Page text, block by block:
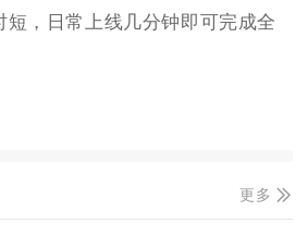
短，日常上线几分钟即可完成全
更多